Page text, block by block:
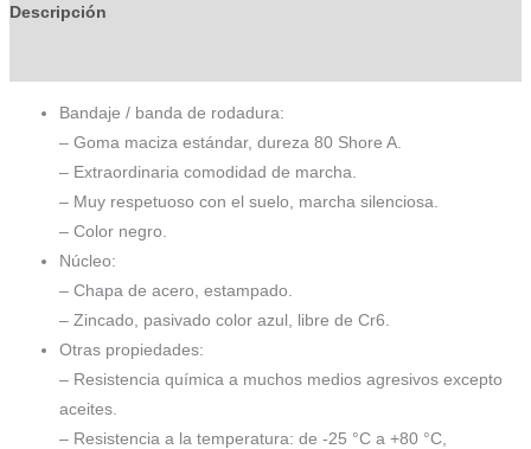
Descripción
Bandaje / banda de rodadura:
– Goma maciza estándar, dureza 80 Shore A.
– Extraordinaria comodidad de marcha.
– Muy respetuoso con el suelo, marcha silenciosa.
– Color negro.
Núcleo:
– Chapa de acero, estampado.
– Zincado, pasivado color azul, libre de Cr6.
Otras propiedades:
– Resistencia química a muchos medios agresivos excepto
aceites.
– Resistencia a la temperatura: de -25 °C a +80 °C,